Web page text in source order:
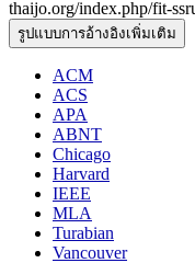
thaijo.org/index.php/fit-
รูปแบบการอ้างอิงเพิ่มเติม
ACM
ACS
APA
ABNT
Chicago
Harvard
IEEE
MLA
Turabian
Vancouver